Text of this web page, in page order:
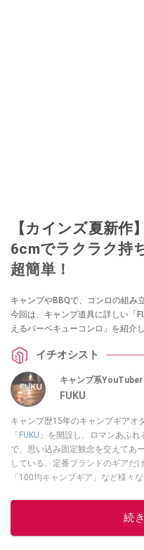
【カインズ夏新作
6cmでラクラク持
超簡単！
キャンプやBBQで、コンロの組み
今回は、キャンプ道具に詳しい「
えるバーベキューコンロ」を紹介
イチオシスト
キャンプ系YouTuber
FUKU
キャンプ歴15年のキャンプギアオ
「FUKU 」を開設し、ロマンあふ
で、思い込み固定観念を交えてあ
している。定番ブランドのギアだ
「100均キャンプギア」など様々
続